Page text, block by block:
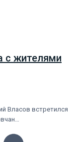
с жителями
Власов встретился